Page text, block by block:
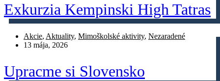
Exkurzia Kempinski High Tatras
Akcie, Aktuality, Mimoškolské aktivity, Nezaradené
13 mája, 2026
Upracme si Slovensko